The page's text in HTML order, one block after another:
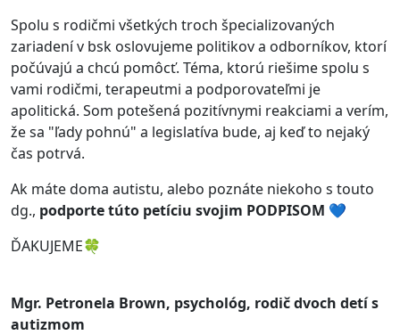
Spolu s rodičmi všetkých troch špecializovaných
zariadení v bsk oslovujeme politikov a odborníkov, ktorí
počúvajú a chcú pomôcť. Téma, ktorú riešime spolu s
vami rodičmi, terapeutmi a podporovateľmi je
apolitická. Som potešená pozitívnymi reakciami a verím,
že sa "ľady pohnú" a legislatíva bude, aj keď to nejaký
čas potrvá.
Ak máte doma autistu, alebo poznáte niekoho s touto
dg., podporte túto petíciu svojim PODPISOM 💙
ĎAKUJEME🍀
Mgr. Petronela Brown, psychológ, rodič dvoch detí s
autizmom